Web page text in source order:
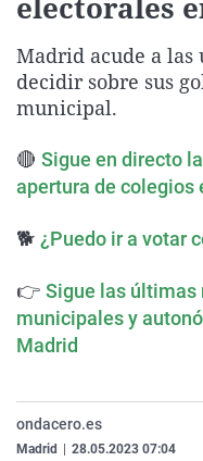
Madrid acude a las
decidir sobre sus
municipal.
🔴 Sigue en directo
apertura de colegios
🐕 ¿Puedo ir a votar
👉 Sigue las últimas
municipales y
Madrid
ondacero.es
Madrid 28.05.2023 07:04